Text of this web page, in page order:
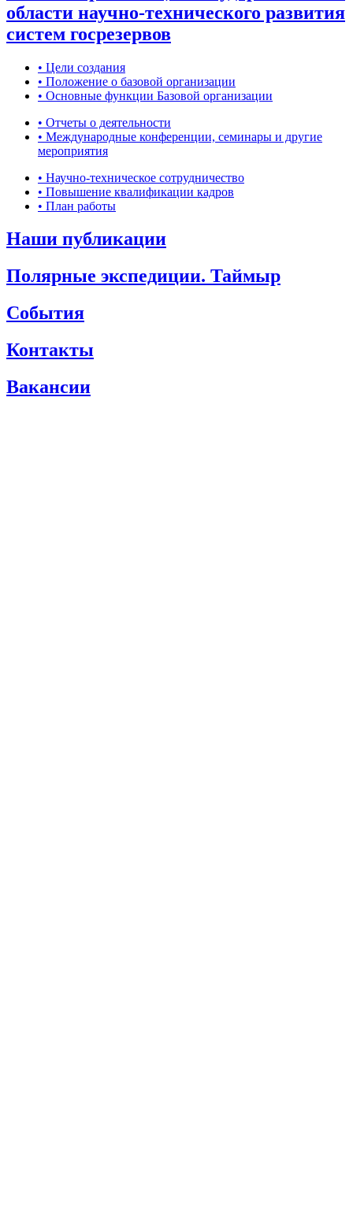
области научно-технического развития
систем госрезервов
• Цели создания
• Положение о базовой организации
• Основные функции Базовой организации
• Отчеты о деятельности
• Международные конференции, семинары и другие
мероприятия
• Научно-техническое сотрудничество
• Повышение квалификации кадров
• План работы
Наши публикации
Полярные экспедиции. Таймыр
События
Контакты
Вакансии